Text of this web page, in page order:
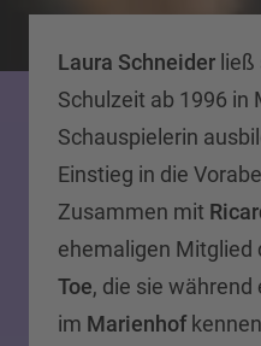
Laura Schneider ließ
Schulzeit ab 1996 in
Schauspielerin
Einstieg in die
Zusammen mit
ehemaligen Mitglied
Toe, die sie
im Marienhof